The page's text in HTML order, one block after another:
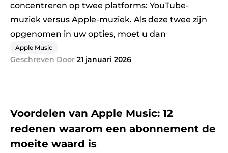
concentreren op twee platforms: YouTube-
muziek versus Apple-muziek. Als deze twee zijn
opgenomen in uw opties, moet u dan
Apple Music
Geschreven Door 21 januari 2026
Voordelen van Apple Music: 12
redenen waarom een ​​abonnement de
moeite waard is